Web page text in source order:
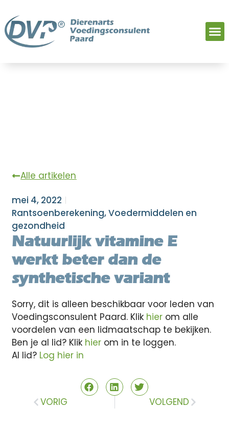
Alle artikelen
mei 4, 2022
Rantsoenberekening,Voedermiddelen en
gezondheid
Natuurlijk vitamine E
werkt beter dan de
synthetische variant
Sorry, dit is alleen beschikbaar voor leden van
Voedingsconsulent Paard. Klik hier om alle
voordelen van een lidmaatschap te bekijken.
Ben je al lid? Klik hier om in te loggen.
Al lid? Log hier in
VORIG VOLGEND